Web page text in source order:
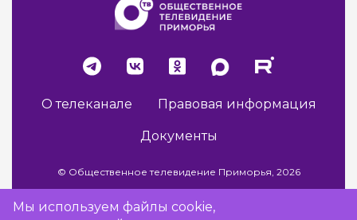
О телеканале Правовая информация
Документы
© Общественное телевидение Приморья, 2026
Мы используем файлы cookie,